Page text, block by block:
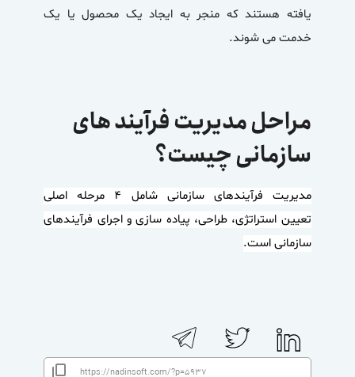
یافته هستند که منجر به ایجاد یک محصول یا یک
خدمت می شوند.
مراحل مدیریت فرآیند های
سازمانی چیست؟
مدیریت فرآیندهای سازمانی شامل ۴ مرحله اصلی
تعیین استراتژی، طراحی، پیاده سازی و اجرای فرآیندهای
سازمانی است.